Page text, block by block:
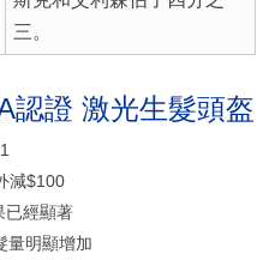
三。
認證 激光生髮頭盔
減$100
已經顯著
量明顯增加